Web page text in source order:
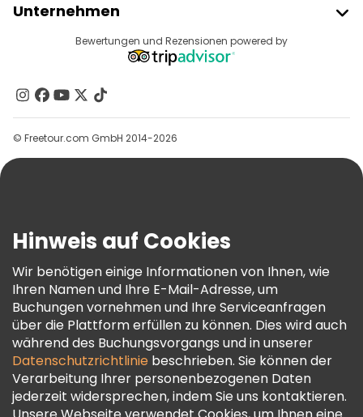
Anbieter-Anmeldung
Affiliate-Programm
Unternehmen
Reiseziele
Kontakt
Gruppen
Hilfe
AGB Und Rechtliches
Cookie-Richtlinie
Freetour Auszeichnungen
Treueprogramm
Bewertungen und Rezensionen powered by
© Freetour.com GmbH 2014-2026
Hinweis auf Cookies
Wir benötigen einige Informationen von Ihnen, wie
Ihren Namen und Ihre E-Mail-Adresse, um
Buchungen vornehmen und Ihre Serviceanfragen
über die Plattform erfüllen zu können. Dies wird auch
während des Buchungsvorgangs und in unserer
Datenschutzrichtlinie beschrieben. Sie können der
Verarbeitung Ihrer personenbezogenen Daten
jederzeit widersprechen, indem Sie uns kontaktieren.